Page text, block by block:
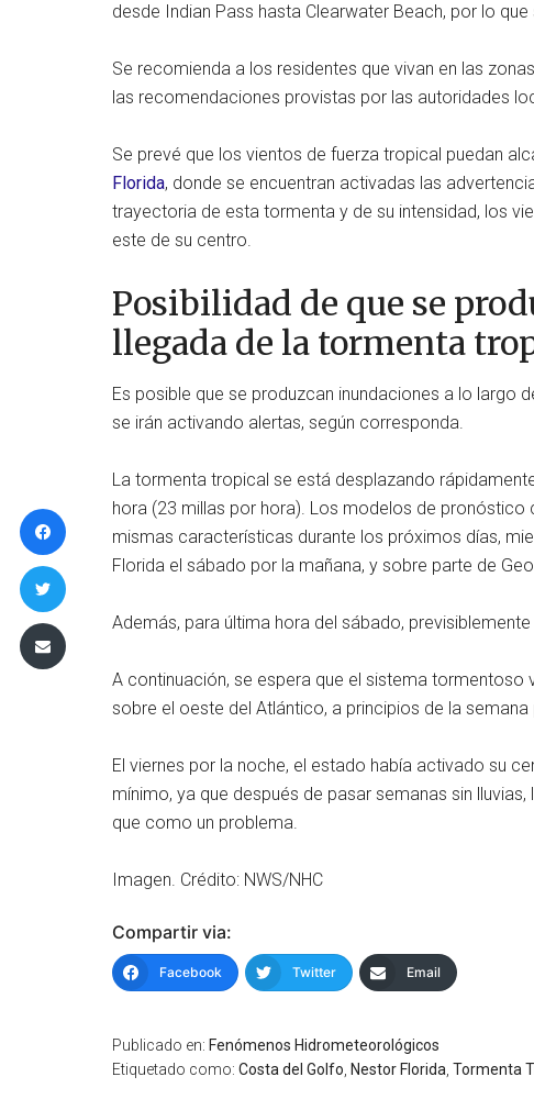
desde Indian Pass hasta Clearwater Beach, por lo
Se recomienda a los residentes que vivan en las
las recomendaciones provistas por las autoridades
Se prevé que los vientos de fuerza tropical puedan
Florida, donde se encuentran activadas las
trayectoria de esta tormenta y de su intensidad, los
este de su centro.
Posibilidad de que se
llegada de la tormenta
Es posible que se produzcan inundaciones a lo largo
se irán activando alertas, según corresponda.
La tormenta tropical se está desplazando
hora (23 millas por hora). Los modelos de
mismas características durante los próximos días,
Florida el sábado por la mañana, y sobre parte de
Además, para última hora del sábado,
A continuación, se espera que el sistema tormentoso
sobre el oeste del Atlántico, a principios de la
El viernes por la noche, el estado había activado su
mínimo, ya que después de pasar semanas sin
que como un problema.
Imagen. Crédito: NWS/NHC
Compartir via:
Facebook Twitter Email
Publicado en: Fenómenos Hidrometeorológicos
Etiquetado como: Costa del Golfo Nestor Florida Tormenta